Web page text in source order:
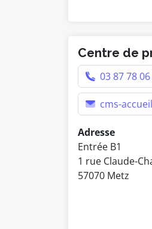
Centre de
03 87 78
cms-
Adresse
Entrée B1
1 rue Claude-
57070 Metz